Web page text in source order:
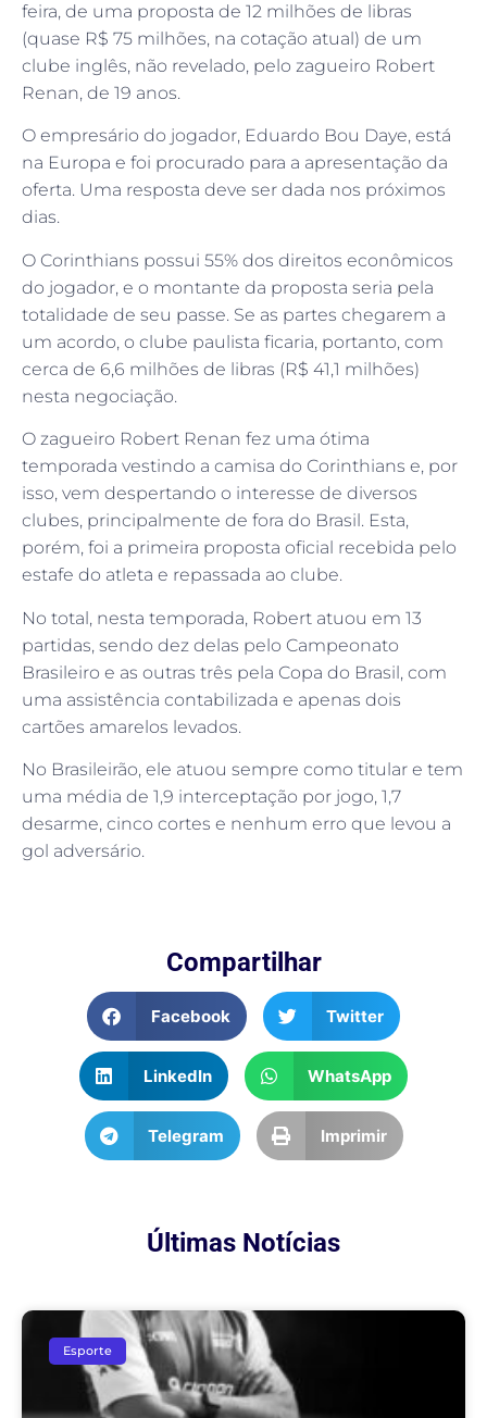
feira, de uma proposta de 12 milhões de libras
(quase R$ 75 milhões, na cotação atual) de um
clube inglês, não revelado, pelo zagueiro Robert
Renan, de 19 anos.
O empresário do jogador, Eduardo Bou Daye, está
na Europa e foi procurado para a apresentação da
oferta. Uma resposta deve ser dada nos próximos
dias.
O Corinthians possui 55% dos direitos econômicos
do jogador, e o montante da proposta seria pela
totalidade de seu passe. Se as partes chegarem a
um acordo, o clube paulista ficaria, portanto, com
cerca de 6,6 milhões de libras (R$ 41,1 milhões)
nesta negociação.
O zagueiro Robert Renan fez uma ótima
temporada vestindo a camisa do Corinthians e, por
isso, vem despertando o interesse de diversos
clubes, principalmente de fora do Brasil. Esta,
porém, foi a primeira proposta oficial recebida pelo
estafe do atleta e repassada ao clube.
No total, nesta temporada, Robert atuou em 13
partidas, sendo dez delas pelo Campeonato
Brasileiro e as outras três pela Copa do Brasil, com
uma assistência contabilizada e apenas dois
cartões amarelos levados.
No Brasileirão, ele atuou sempre como titular e tem
uma média de 1,9 interceptação por jogo, 1,7
desarme, cinco cortes e nenhum erro que levou a
gol adversário.
Compartilhar
Facebook Twitter
LinkedIn WhatsApp
Telegram Imprimir
Últimas Notícias
Esporte